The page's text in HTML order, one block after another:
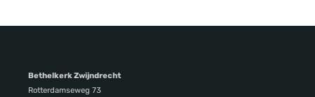
Bethelkerk Zwijndrecht
Rotterdamseweg 73